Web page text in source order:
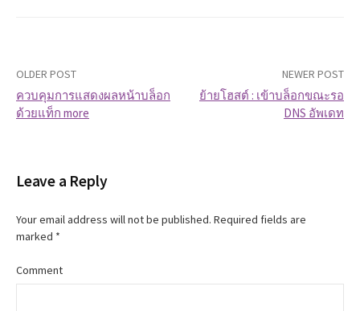
P
s
t
a
OLDER POST
ควบคุมการแสดงผลหน้าบล็อก
ด้วยแท็ก more
NEWER POST
ย้ายโฮสต์ : เข้าบล็อกขณะรอ
DNS อัพเดท
Leave a Reply
Your email address will not be published. Required fields are
marked *
Comment